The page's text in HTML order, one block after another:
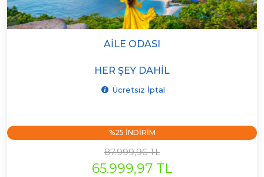
AILE ODASI
HER ŞEY DAHIL
Ücretsiz İptal
%25 INDIRIM
87.999,96 TL
65.999,97 TL